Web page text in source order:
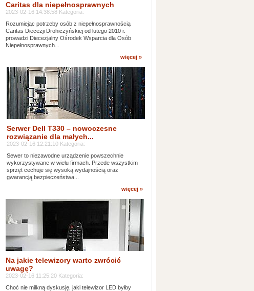
Caritas dla niepełnosprawnych
2023-02-16 14:38:58 Kategoria:
Rozumiejąc potrzeby osób z niepełnosprawnością
Caritas Diecezji Drohiczyńskiej od lutego 2010 r.
prowadzi Diecezjalny Ośrodek Wsparcia dla Osób
Niepełnosprawnych...
więcej »
Serwer Dell T330 – nowoczesne
rozwiązanie dla małych...
2023-02-16 12:21:10 Kategoria:
Sewer to niezawodne urządzenie powszechnie
wykorzystywane w wielu firmach. Przede wszystkim
sprzęt cechuje się wysoką wydajnością oraz
gwarancją bezpieczeństwa...
więcej »
Na jakie telewizory warto zwrócić
uwagę?
2023-02-16 11:25:20 Kategoria:
Choć nie milkną dyskusję, jaki telewizor LED byłby